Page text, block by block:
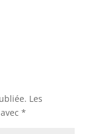
Les
*